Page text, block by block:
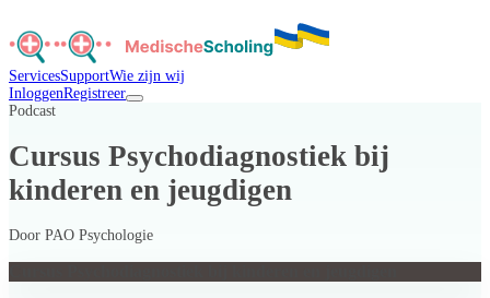
ServicesSupportWie zijn wij
InloggenRegistreer
Podcast
Cursus Psychodiagnostiek bij
kinderen en jeugdigen
Door PAO Psychologie